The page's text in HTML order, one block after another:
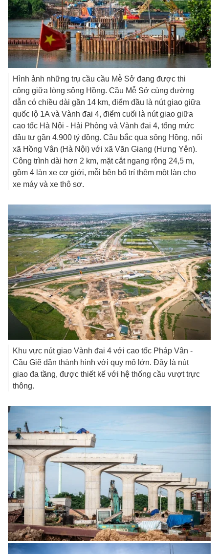
Hình ảnh những trụ cầu cầu Mễ Sở đang được thi
công giữa lòng sông Hồng. Cầu Mễ Sở cùng đường
dẫn có chiều dài gần 14 km, điểm đầu là nút giao giữa
quốc lộ 1A và Vành đai 4, điểm cuối là nút giao giữa
cao tốc Hà Nội - Hải Phòng và Vành đai 4, tổng mức
đầu tư gần4.900 tỷ đồng. Cầu bắc qua sông Hồng, nối
xã Hồng Vân (Hà Nội) với xã Văn Giang (Hưng Yên).
Công trình dài hơn 2 km, mặt cắt ngang rộng 24,5 m,
gồm 4 làn xe cơ giới, mỗi bên bố trí thêm một làn cho
xe máy và xe thô sơ.
Khu vực nút giao Vành đai 4 với cao tốc Pháp Vân -
Cầu Giẽ dần thành hình với quy mô lớn. Đây là nút
giao đa tầng, được thiết kế với hệ thống cầu vượt trực
thông.